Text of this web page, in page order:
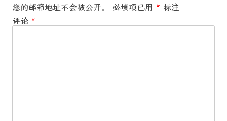
您的邮箱地址不会被公开。 必填项已用 * 标注
评论 *